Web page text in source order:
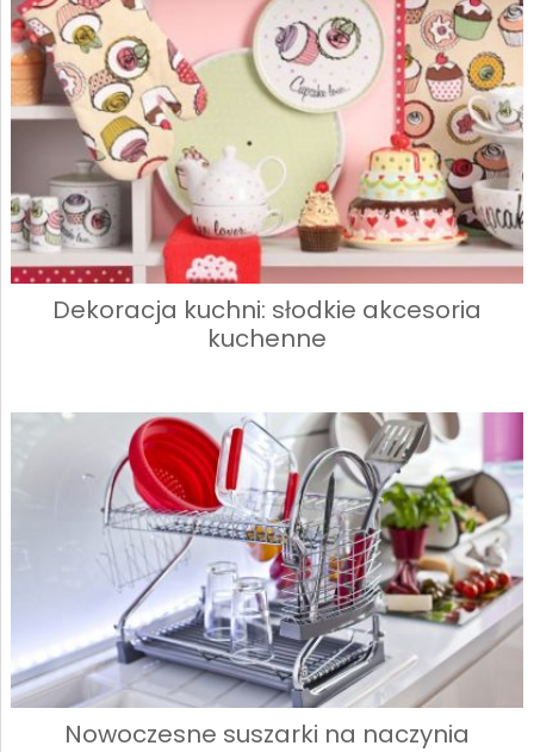
Dekoracja kuchni: słodkie akcesoria
kuchenne
Nowoczesne suszarki na naczynia